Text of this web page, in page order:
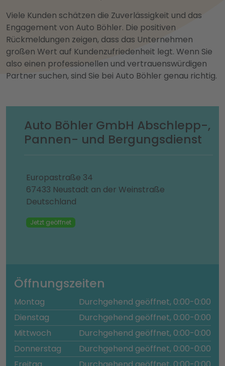
Viele Kunden schätzen die Zuverlässigkeit und das
Engagement von Auto Böhler. Die positiven
Rückmeldungen zeigen, dass das Unternehmen
großen Wert auf Kundenzufriedenheit legt. Wenn Sie
also einen professionellen und vertrauenswürdigen
Partner suchen, sind Sie bei Auto Böhler genau richtig.
Auto Böhler GmbH Abschlepp-,
Pannen- und Bergungsdienst
Europastraße 34
67433 Neustadt an der Weinstraße
Deutschland
Jetzt geöffnet
Öffnungszeiten
Montag
Durchgehend geöffnet, 0:00-0:00
Dienstag
Durchgehend geöffnet, 0:00-0:00
Mittwoch
Durchgehend geöffnet, 0:00-0:00
Donnerstag
Durchgehend geöffnet, 0:00-0:00